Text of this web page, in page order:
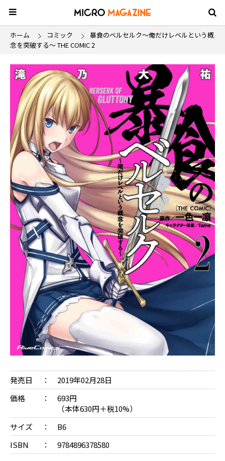
ホーム コミック
暴食のベルセルク～俺だけレベルという概
念を突破する～ THE COMIC 2
発売日
2019年02月28日
価格
693円
（本体630円＋税10%）
サイズ
B6
ISBN
9784896378580